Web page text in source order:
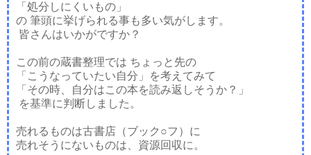
「処分しにくいもの」
の 筆頭に挙げられる事も多い気がします。
皆さんはいかがですか？
この前の蔵書整理では ちょっと先の
「こうなっていたい自分」を考えてみて
「その時、自分はこの本を読み返しそうか？」
を基準に判断しました。
売れるものは古書店（ブック○フ）に
売れそうにないものは、資源回収に。